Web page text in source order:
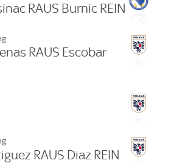
RAUS Burnic REIN
RAUS Escobar
RAUS Diaz REIN